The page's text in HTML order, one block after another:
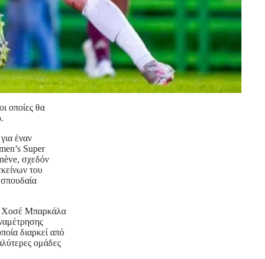
οποίες θα
έναν
Super
σχεδόν
του
Χοσέ Μπαρκάλα
διαρκεί από
ομάδες